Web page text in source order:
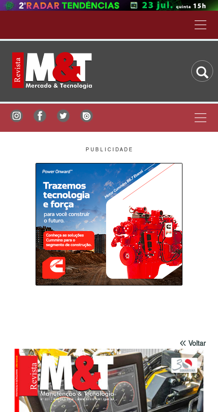
P U B L I C I D A D E
Voltar